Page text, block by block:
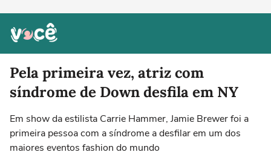
Pela primeira vez, atriz com
síndrome de Down desfila em NY
Em show da estilista Carrie Hammer, Jamie Brewer foi a
primeira pessoa com a síndrome a desfilar em um dos
maiores eventos fashion do mundo